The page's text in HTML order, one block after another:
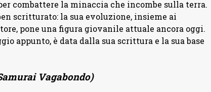
combattere la minaccia che incombe sulla terra.
scritturato: la sua evoluzione, insieme ai
pone una figura giovanile attuale ancora oggi.
appunto, è data dalla sua scrittura e la sua base
Vagabondo)